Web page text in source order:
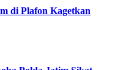
di Plafon Kagetkan